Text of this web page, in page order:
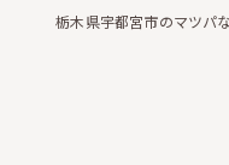
栃木県宇都宮市のマツパ